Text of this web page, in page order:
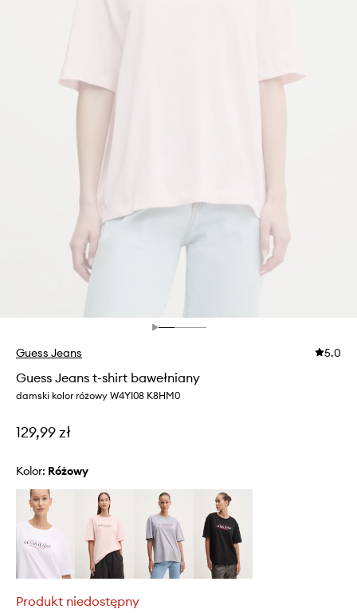
Guess Jeans 5.0
Guess Jeans t-shirt bawełniany
damski kolor różowy W4YI08 K8HM0
129,99 zł
Kolor: różowy
Produkt niedostępny